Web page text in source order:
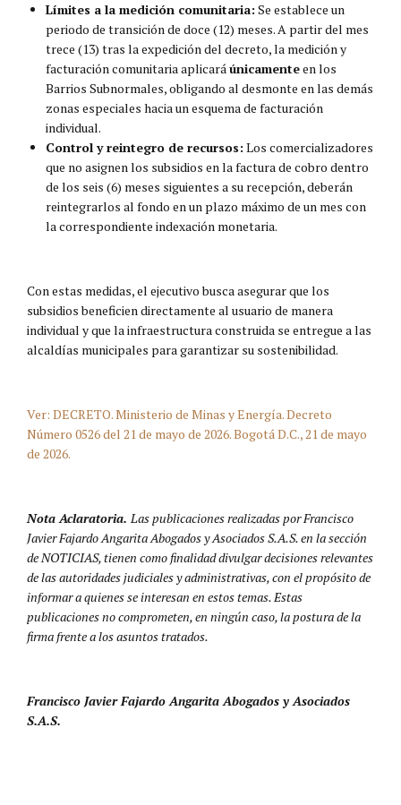
Límites a la medición comunitaria: Se establece un
periodo de transición de doce (12) meses. A partir del mes
trece (13) tras la expedición del decreto, la medición y
facturación comunitaria aplicaráúnicamenteen los
Barrios Subnormales, obligando al desmonte en las demás
zonas especiales hacia un esquema de facturación
individual.
Control y reintegro de recursos: Los comercializadores
que no asignen los subsidios en la factura de cobro dentro
de los seis (6) meses siguientes a su recepción, deberán
reintegrarlos al fondo en un plazo máximo de un mes con
la correspondiente indexación monetaria.
Con estas medidas, el ejecutivo busca asegurar que los
subsidios beneficien directamente al usuario de manera
individual y que la infraestructura construida se entregue a las
alcaldías municipales para garantizar su sostenibilidad.
Ver: DECRETO. Ministerio de Minas y Energía. Decreto
Número 0526 del 21 de mayo de 2026. Bogotá D.C., 21 de mayo
de 2026.
Nota Aclaratoria.Las publicaciones realizadas por Francisco
Javier Fajardo Angarita Abogados y Asociados S.A.S. en la sección
de NOTICIAS, tienen como finalidad divulgar decisiones relevantes
de las autoridades judiciales y administrativas, con el propósito de
informar a quienes se interesan en estos temas. Estas
publicaciones no comprometen, en ningún caso, la postura de la
firma frente a los asuntos tratados.
Francisco Javier Fajardo Angarita Abogados y Asociados
S.A.S.